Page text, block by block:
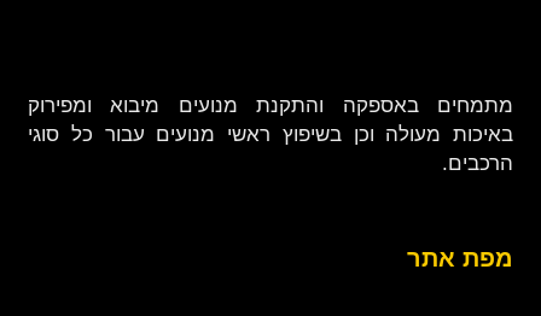
מתמחים באספקה והתקנת מנועים מיבוא ומפירוק
באיכות מעולה וכן בשיפוץ ראשי מנועים עבור כל סוגי
הרכבים.
מפת אתר